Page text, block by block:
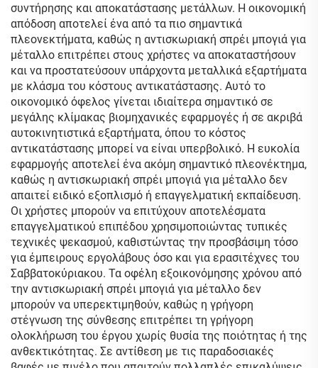
συντήρησης και αποκατάστασης μετάλλων. Η οικονομική
απόδοση αποτελεί ένα από τα πιο σημαντικά
πλεονεκτήματα, καθώς η αντισκωριακή σπρέι μπογιά για
μέταλλο επιτρέπει στους χρήστες να αποκαταστήσουν
και να προστατεύσουν υπάρχοντα μεταλλικά εξαρτήματα
με κλάσμα του κόστους αντικατάστασης. Αυτό το
οικονομικό όφελος γίνεται ιδιαίτερα σημαντικό σε
μεγάλης κλίμακας βιομηχανικές εφαρμογές ή σε ακριβά
αυτοκινητιστικά εξαρτήματα, όπου το κόστος
αντικατάστασης μπορεί να είναι υπερβολικό. Η ευκολία
εφαρμογής αποτελεί ένα ακόμη σημαντικό πλεονέκτημα,
καθώς η αντισκωριακή σπρέι μπογιά για μέταλλο δεν
απαιτεί ειδικό εξοπλισμό ή επαγγελματική εκπαίδευση.
Οι χρήστες μπορούν να επιτύχουν αποτελέσματα
επαγγελματικού επιπέδου χρησιμοποιώντας τυπικές
τεχνικές ψεκασμού, καθιστώντας την προσβάσιμη τόσο
για έμπειρους εργολάβους όσο και για ερασιτέχνες του
Σαββατοκύριακου. Τα οφέλη εξοικονόμησης χρόνου από
την αντισκωριακή σπρέι μπογιά για μέταλλο δεν
μπορούν να υπερεκτιμηθούν, καθώς η γρήγορη
στέγνωση της σύνθεσης επιτρέπει τη γρήγορη
ολοκλήρωση του έργου χωρίς θυσία της ποιότητας ή της
ανθεκτικότητας. Σε αντίθεση με τις παραδοσιακές